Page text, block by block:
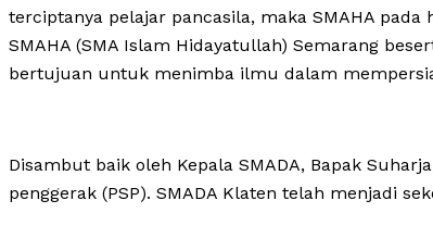
terciptanya pelajar pancasila, maka SMAHA
SMAHA (SMA Islam Hidayatullah) Semarang
bertujuan untuk menimba ilmu dalam
Disambut baik oleh Kepala SMADA, Bapak
penggerak (PSP). SMADA Klaten telah menjadi